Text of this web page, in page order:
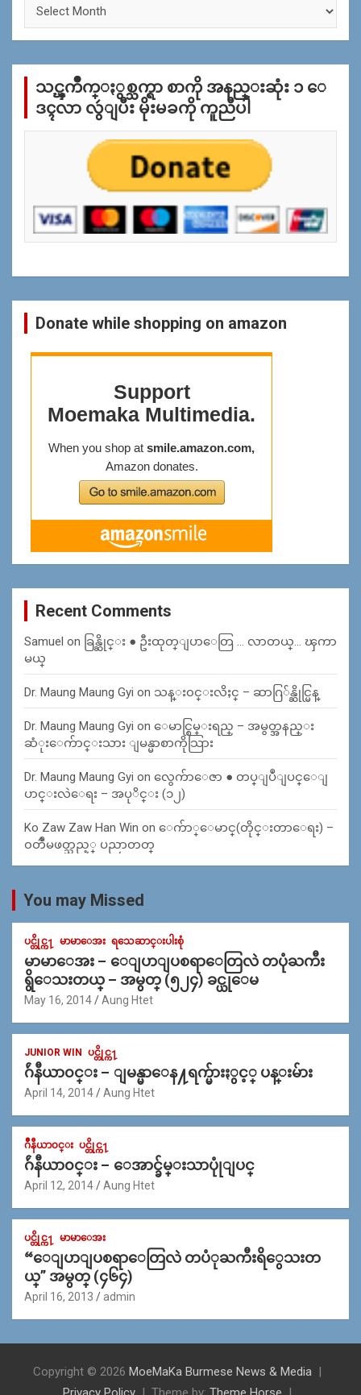
က္
န္
သင္ၾကိဳက္ႏွစ္သက္ရာ စာကို အနည္းဆုံး ၁ ေ
ဒၚလာ လွဴျပီး မိုးမခကို ကူညီပါ
Donate while shopping on amazon
Recent Comments
Samuel on ခြန္ဆိုင္း ● ဦးထုတ္ျပာေတြ … လာတယ္… ၾကာ
မယ္
Dr. Maung Maung Gyi on သန္း၀င္းလိႈင္ – ဆာဂြ်န္ဆိုင္မြန္
Dr. Maung Maung Gyi on ေမာင္စြမ္းရည္ – အမွတ္အနည္း
ဆံုးေက်ာင္းသား ျမန္မာစာကိုသြား
Dr. Maung Maung Gyi on လွေက်ာေဇာ ● တပ္ျပဳျပင္ေျ
ပာင္းလဲေရး – အပုိင္း (၁၂)
Ko Zaw Zaw Han Win on ေက်ာ္ေမာင္(တိုင္းတာေရး) –
၀တၳဳမဖတ္သည့္ ပညာတတ္
You may Missed
ပင္တိုင္က႑ မာမာေအး ရသေဆာင္းပါးစုံ
မာမာေအး – ေျပာျပစရာေတြလဲ တပုံႀကီး
ရွိေသးတယ္ – အမွတ္ (၅၂၄) ခင္ယုေမ
May 16, 2014 Aung Htet
JUNIOR WIN ပင္တိုင္က႑
ဂ်ဴနီယာ၀င္း – ျမန္မာေန႔ရက္မ်ားႏွင့္ ပန္းမ်ား
April 14, 2014 Aung Htet
ဂ်ဳနီယာ၀င္း ပင္တိုင္က႑
ဂ်ဴနီယာ၀င္း – ေအာင္ခ်မ္းသာပုုံျပင္
April 12, 2014 Aung Htet
ပင္တိုင္က႑ မာမာေအး
“ေျပာျပစရာေတြလဲ တပံုႀကီးရိွေသးတ
ယ္” အမွတ္ (၄၆၄)
April 16, 2013 admin
Copyright © 2026 MoeMaKa Burmese News & Media